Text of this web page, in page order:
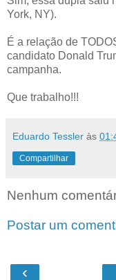
York, NY).
É a relação de
candidato Donald
campanha.
Que trabalho!!!
Eduardo Tessler às
Compartilhar
Nenhum
Postar um
‹